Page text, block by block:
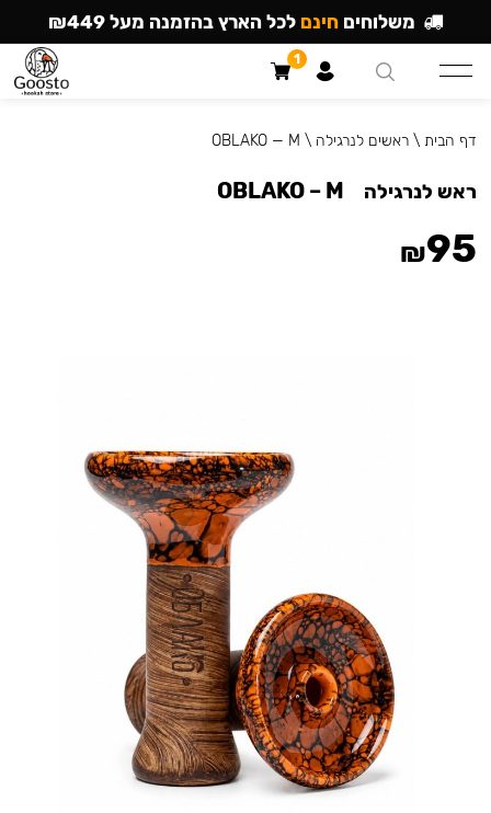
דף הבית \ראשים לנרגילה \
OBLAKO — M
ראש לנרגילה OBLAKO – M
₪95
משלוחים חינם לכל הארץ בהזמנה מעל ₪449
1